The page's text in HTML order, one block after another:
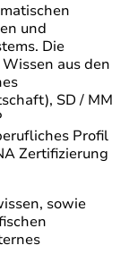
und
Die
aus den
SD / MM
Profil
Zertifizierung
sowie